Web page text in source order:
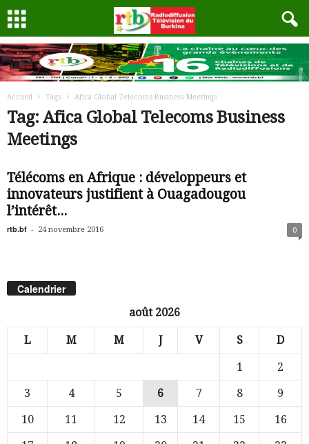
Accueil Tags Afica Global Telecoms Business Meetings
Tag: Afica Global Telecoms Business
Meetings
Télécoms en Afrique : développeurs et
innovateurs justifient à Ouagadougou
l’intérêt...
rtb.bf - 24 novembre 2016 0
Calendrier
août 2026
L M M J V S D
1
2
3
4 5 6 7 8
9
10
11 12 13 14 15
16